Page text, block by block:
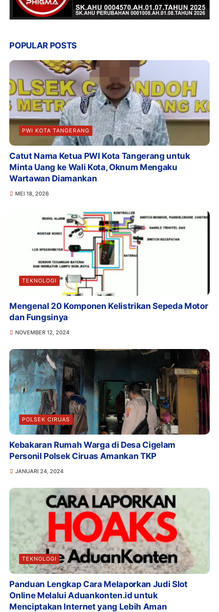
POPULAR POSTS
PWI KOTA TANGERANG
Catut Nama Ketua PWI Kota Tangerang untuk
Minta Uang ke Wali Kota, Oknum Mengaku
Wartawan Diamankan
MEI 18, 2026
TEKNOLOGI
Mengenal 20 Komponen Kelistrikan Sepeda Motor
dan Fungsinya
NOVEMBER 12, 2024
POLSEK CIRUAS
Kebakaran Rumah Warga di Desa Cigelam
Personil Polsek Ciruas Amankan TKP
JANUARI 24, 2024
TEKNOLOGI
Panduan Lengkap Cara Melaporkan Judi Slot
Online Melalui Aduankonten.id untuk
Menciptakan Internet yang Lebih Aman